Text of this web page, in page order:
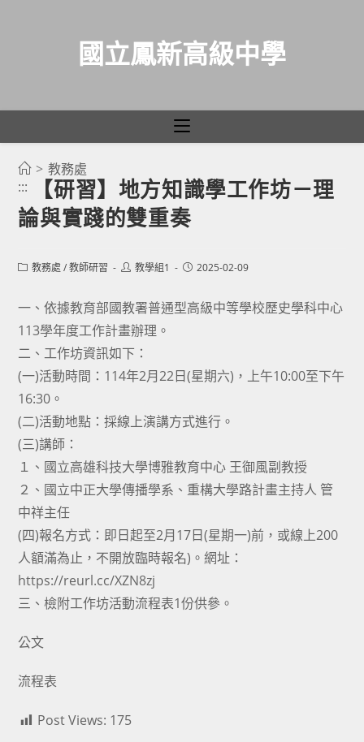
國立鳳新高級中學
> 教務處
:::
【研習】地方知識學工作坊－理
論與實踐的雙重奏
Post教務處 / 教師研習
Post教學組1
Post2025-02-09
一、依據教育部國教署普通型高級中等學校歷史學科中心
113學年度工作計畫辦理。
二、工作坊資訊如下：
(一)活動時間：114年2月22日(星期六)，上午10:00至下午
16:30。
(二)活動地點：採線上演講方式進行。
(三)講師：
１、國立高雄科技大學博雅教育中心 王御風副教授
２、國立中正大學傳播學系、重構大學路計畫主持人 管
中祥主任
(四)報名方式：即日起至2月17日(星期一)前，或線上200
人額滿為止，不開放臨時報名)。網址：
https://reurl.cc/XZN8zj
三、檢附工作坊活動流程表1份供參。
公文
流程表
Post Views: 175